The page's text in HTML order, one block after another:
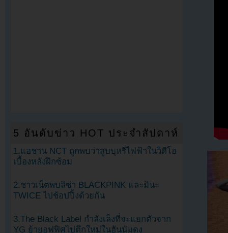
5 อันดับข่าว HOT ประจำสัปดาห์
1.แฮชาน NCT ถูกพบว่าสูบบุหรี่ไฟฟ้าในวิดีโอ
เบื้องหลังฝึกซ้อม
2.ชาวเน็ตพบลิซ่า BLACKPINK และมินะ
TWICE ไปช้อปปิ้งด้วยกัน
3.The Black Label กำลังเล็งที่จะแยกตัวจาก
YG ย้ายอฟฟิศไปตึกใหม่ในฮันนัมดง